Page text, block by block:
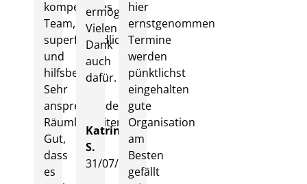
kompetentes
Team,
superfreundlich
und
hilfsbereit.
Sehr
ansprechende
Räumlichkeiten.
Gut,
dass
es
ermöglich.
Vielen
Dank
auch
dafür.
Katrin
S.
31/07/2024
hier
ernstgenommen
Termine
werden
pünktlichst
eingehalten
gute
Organisation
am
Besten
gefällt